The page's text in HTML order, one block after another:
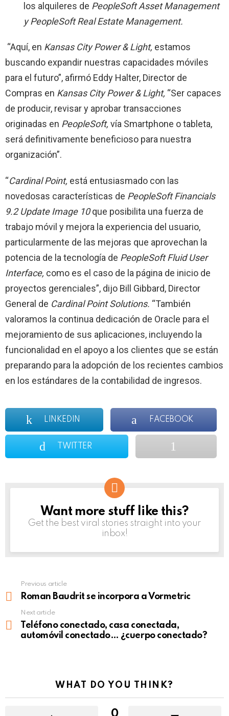
los alquileres de PeopleSoft Asset Management
y PeopleSoft Real Estate Management.
“Aquí, en Kansas City Power & Light, estamos
buscando expandir nuestras capacidades móviles
para el futuro”, afirmó Eddy Halter, Director de
Compras en Kansas City Power & Light, “Ser capaces
de producir, revisar y aprobar transacciones
originadas en PeopleSoft, vía Smartphone o tableta,
será definitivamente beneficioso para nuestra
organización”.
“Cardinal Point, está entusiasmado con las
novedosas características de PeopleSoft Financials
9.2 Update Image 10que posibilita una fuerza de
trabajo móvil y mejora la experiencia del usuario,
particularmente de las mejoras que aprovechan la
potencia de la tecnología de PeopleSoft Fluid User
Interface, como es el caso de la página de inicio de
proyectos gerenciales”, dijo Bill Gibbard, Director
General de Cardinal Point Solutions. “También
valoramos la continua dedicación de Oracle para el
mejoramiento de sus aplicaciones, incluyendo la
funcionalidad en el apoyo a los clientes que se están
preparando para la adopción de los recientes cambios
en los estándares de la contabilidad de ingresos.
LINKEDIN FACEBOOK
TWITTER
NEWSLETTER
Want more stuff like this?
Get the best viral stories straight into your
inbox!
more
Previous article
Roman Baudrit se incorpora a Vormetric
Next article
Teléfono conectado, casa conectada,
automóvil conectado… ¿cuerpo conectado?
WHAT DO YOU THINK?